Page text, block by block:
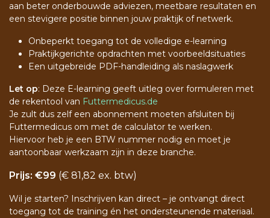
aan beter onderbouwde adviezen, meetbare resultaten en
een stevigere positie binnen jouw praktijk of netwerk.
Onbeperkt toegang tot de volledige e-learning
Praktijkgerichte opdrachten met voorbeeldsituaties
Een uitgebreide PDF-handleiding als naslagwerk
Let op: Deze E-learning geeft uitleg over formuleren met
de rekentool van Futtermedicus.de
Je zult dus zelf een abonnement moeten afsluiten bij
Futtermedicus om met de calculator te werken.
Hiervoor heb je een BTW nummer nodig en moet je
aantoonbaar werkzaam zijn in deze branche.
Prijs: €99 (€ 81,82 ex. btw)
Wil je starten? Inschrijven kan direct – je ontvangt direct
toegang tot de training én het ondersteunende materiaal.